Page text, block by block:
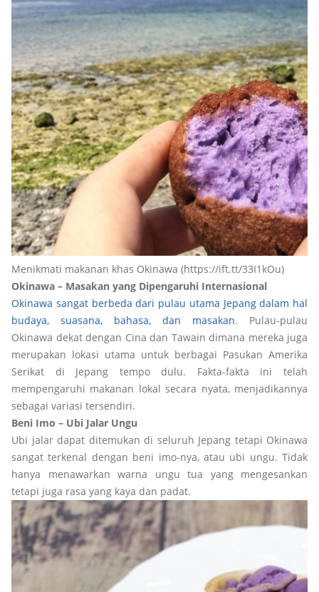
Menikmati makanan khas Okinawa (https://ift.tt/33I1kOu)
Okinawa – Masakan yang Dipengaruhi Internasional
Okinawa sangat berbeda dari pulau utama Jepang dalam hal
budaya, suasana, bahasa, dan masakan. Pulau-pulau
Okinawa dekat dengan Cina dan Tawain dimana mereka juga
merupakan lokasi utama untuk berbagai Pasukan Amerika
Serikat di Jepang tempo dulu. Fakta-fakta ini telah
mempengaruhi makanan lokal secara nyata, menjadikannya
sebagai variasi tersendiri.
Beni Imo – Ubi Jalar Ungu
Ubi jalar dapat ditemukan di seluruh Jepang tetapi Okinawa
sangat terkenal dengan beni imo-nya, atau ubi ungu. Tidak
hanya menawarkan warna ungu tua yang mengesankan
tetapi juga rasa yang kaya dan padat.